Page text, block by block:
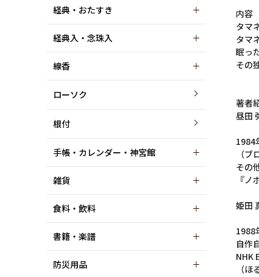
経典・おたすき
経典入・念珠入
線香
ローソク
根付
手帳・カレンダー・神宮館
雑貨
食料・飲料
書籍・楽譜
防災用品
内容
タマ
タマ
眠っ
その
著者
昼田
1984
（
その
『
姫田
1988
自作
NHK
（